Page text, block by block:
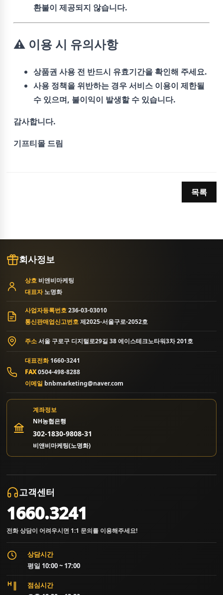
환불이 제공되지 않습니다.
⚠️ 이용 시 유의사항
상품권 사용 전 반드시 유효기간을 확인해 주세요.
사용 정책을 위반하는 경우 서비스 이용이 제한될
수 있으며, 불이익이 발생할 수 있습니다.
감사합니다.
기프티몰 드림
목록
회사정보
상호 비앤비마케팅
대표자노명화
사업자등록번호236-03-03010
통신판매업신고번호제2025-서울구로-2052호
주소서울 구로구 디지털로29길 38 에이스테크노타워3차 201호
대표전화1660-3241
FAX0504-498-8288
이메일 bnbmarketing@naver.com
계좌정보
NH농협은행
302-1830-9808-31
비앤비마케팅(노명화)
고객센터
1660.3241
전화 상담이 어려우시면 1:1 문의를 이용해주세요!
상담시간
평일 10:00 ~ 17:00
점심시간